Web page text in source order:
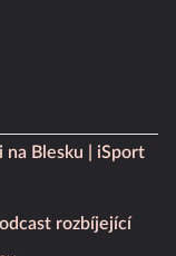
na Blesku
iSport
rozbíjející